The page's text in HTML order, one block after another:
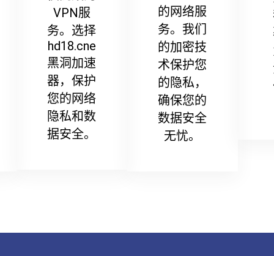
VPN服
务。选择
hd18.cne
黑洞加速
器，保护
您的网络
隐私和数
据安全。
的网络服
务。我们
的加密技
术保护您
的隐私，
确保您的
数据安全
无忧。